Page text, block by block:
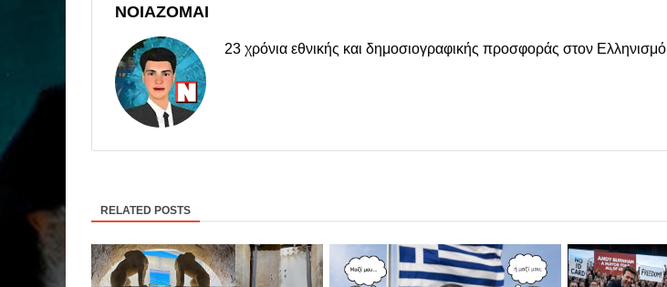
ΝΟΙΑΖΟΜΑΙ
23 χρόνια εθνικής και δημοσιογραφικής προσφοράς στον Ελληνισμό
RELATED POSTS